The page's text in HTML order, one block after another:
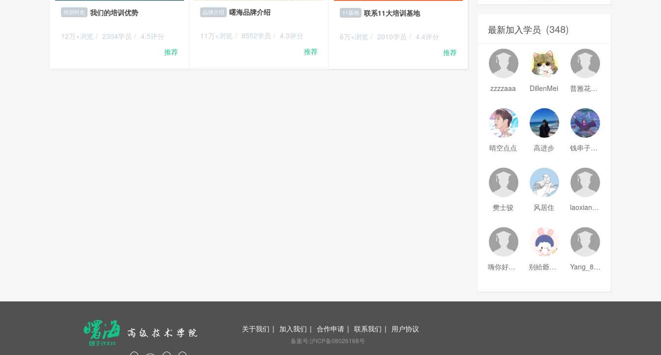
培训特色 我们的培训优势
12万+浏览 / 2304学员 / 4.5评分
推荐
品牌介绍 曙海品牌介绍
11万+浏览 / 8552学员 / 4.3评分
推荐
11基地 联系11大培训基地
6万+浏览 / 2010学员 / 4.4评分
推荐
最新加入学员 (348)
zzzzaaa DillenMei 普雅花qya
晴空点点 高进步 钱串子123
樊士骏 风居住 laoxianrou
嗨你好8mm 别給爺装纯 Yang_811
关于我们 | 加入我们 | 合作申请 | 联系我们 | 用户协议
备案号:沪ICP备08026168号